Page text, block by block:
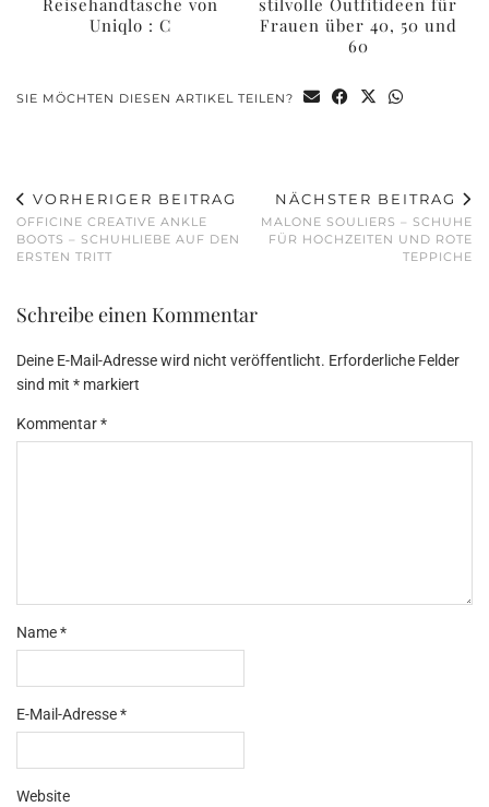
Reisehandtasche von
Uniqlo : C
stilvolle Outfitideen für
Frauen über 40, 50 und
60
SIE MÖCHTEN DIESEN ARTIKEL TEILEN?
VORHERIGER BEITRAG
OFFICINE CREATIVE ANKLE
BOOTS – SCHUHLIEBE AUF DEN
ERSTEN TRITT
NÄCHSTER BEITRAG
MALONE SOULIERS – SCHUHE
FÜR HOCHZEITEN UND ROTE
TEPPICHE
Schreibe einen Kommentar
Deine E-Mail-Adresse wird nicht veröffentlicht. Erforderliche Felder
sind mit * markiert
Kommentar*
Name*
E-Mail-Adresse*
Website